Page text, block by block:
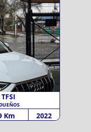
Km 2022